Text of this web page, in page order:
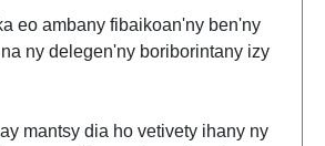
eo ambany fibaikoan'ny ben'ny
ny delegen'ny boriborintany izy
mantsy dia ho vetivety ihany ny